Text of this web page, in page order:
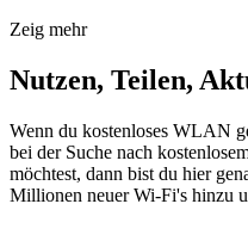
Zeig mehr
Nutzen, Teilen,
Wenn du kostenloses WLAN
bei der Suche nach
möchtest, dann bist du hier
Millionen neuer Wi-Fi's hinzu